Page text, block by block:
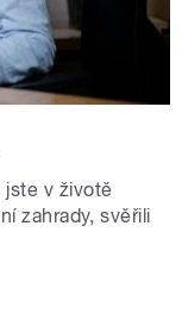
jste v životě
zahrady, svěřili